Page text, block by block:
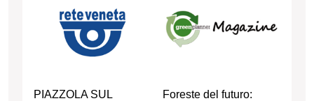
PIAZZOLA SUL
Foreste del futuro: